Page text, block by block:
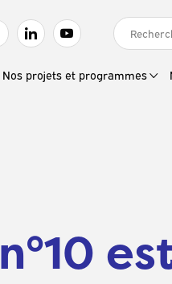
Nos projets et programmes